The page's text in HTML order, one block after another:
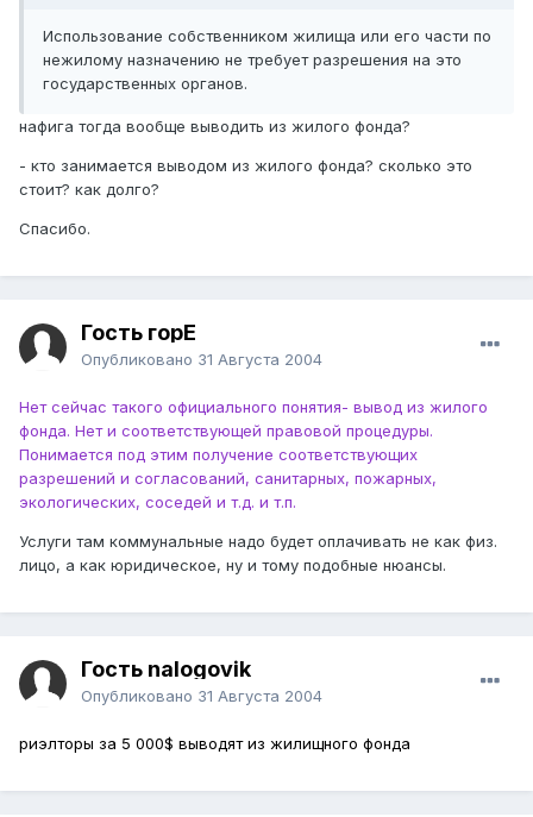
Использование собственником жилища или его части по
нежилому назначению не требует разрешения на это
государственных органов.
нафига тогда вообще выводить из жилого фонда?
- кто занимается выводом из жилого фонда? сколько это
стоит? как долго?
Спасибо.
Гость горЕ
Опубликовано 31 Августа 2004
Нет сейчас такого официального понятия- вывод из жилого
фонда. Нет и соответствующей правовой процедуры.
Понимается под этим получение соответствующих
разрешений и согласований, санитарных, пожарных,
экологических, соседей и т.д. и т.п.
Услуги там коммунальные надо будет оплачивать не как физ.
лицо, а как юридическое, ну и тому подобные нюансы.
Гость nalogovik
Опубликовано 31 Августа 2004
риэлторы за 5 000$ выводят из жилищного фонда